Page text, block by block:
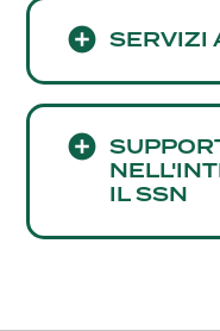
SERVIZI
IL SSN